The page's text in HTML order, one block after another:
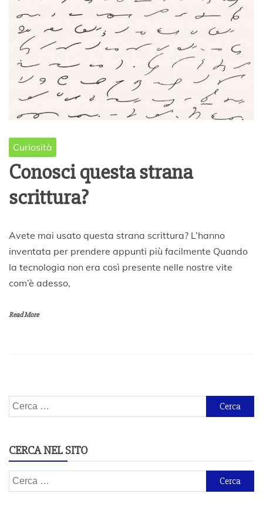
Curiosità
Conosci questa strana
scrittura?
7
a
g
2
Avete mai usato questa strana scrittura? L’hanno
inventata per prendere appunti più facilmente Quando
la tecnologia non era così presente nelle nostre vite
com’è adesso,
Read More
Ricerca
per:
CERCA NEL SITO
Ricerca
per: